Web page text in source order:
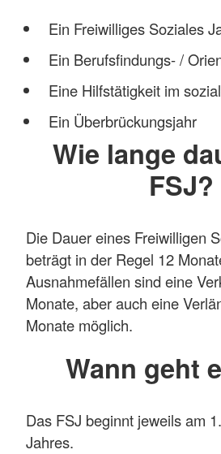
Ein Freiwilliges Soziales
Ein Berufsfindungs- /
Eine Hilfstätigkeit im
Ein Überbrückungsjahr
Wie lange
FSJ?
Die Dauer eines Freiwilligen
beträgt in der Regel 12
Ausnahmefällen sind eine
Monate, aber auch eine
Monate möglich.
Wann geht
Das FSJ beginnt jeweils am
Jahres.